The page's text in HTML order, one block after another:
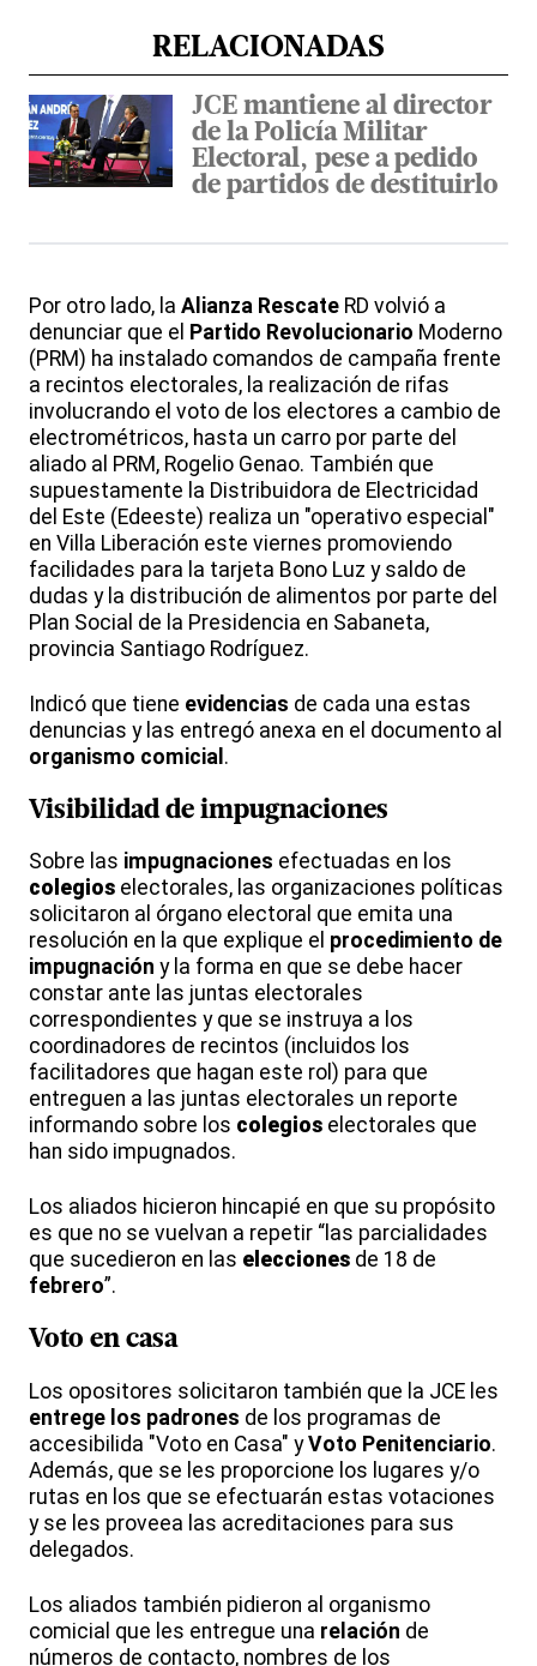
RELACIONADAS
JCE mantiene al director
de la Policía Militar
Electoral, pese a pedido
de partidos de destituirlo
Por otro lado, la Alianza Rescate RD volvió a
denunciar que el Partido Revolucionario Moderno
(PRM) ha instalado comandos de campaña frente
a recintos electorales, la realización de rifas
involucrando el voto de los electores a cambio de
electrométricos, hasta un carro por parte del
aliado al PRM, Rogelio Genao. También que
supuestamente la Distribuidora de Electricidad
del Este (Edeeste) realiza un "operativo especial"
en Villa Liberación este viernes promoviendo
facilidades para la tarjeta Bono Luz y saldo de
dudas y la distribución de alimentos por parte del
Plan Social de la Presidencia en Sabaneta,
provincia Santiago Rodríguez.
Indicó que tiene evidencias de cada una estas
denuncias y las entregó anexa en el documento al
organismo comicial .
Visibilidad de impugnaciones
Sobre las impugnaciones efectuadas en los
colegios electorales, las organizaciones políticas
solicitaron al órgano electoral que emita una
resolución en la que explique el procedimiento de
impugnación y la forma en que se debe hacer
constar ante las juntas electorales
correspondientes y que se instruya a los
coordinadores de recintos (incluidos los
facilitadores que hagan este rol) para que
entreguen a las juntas electorales un reporte
informando sobre los colegios electorales que
han sido impugnados.
Los aliados hicieron hincapié en que su propósito
es que no se vuelvan a repetir “las parcialidades
que sucedieron en las elecciones de 18 de
febrero”.
Voto en casa
Los opositores solicitaron también que la JCE les
entrege los padrones de los programas de
accesibilida "Voto en Casa" yVoto Penitenciario.
Además, que se les proporcione los lugares y/o
rutas en los que se efectuarán estas votaciones
y se les proveea las acreditaciones para sus
delegados.
Los aliados también pidieron al organismo
comicial que les entregue una relación de
números de contacto, nombres de los